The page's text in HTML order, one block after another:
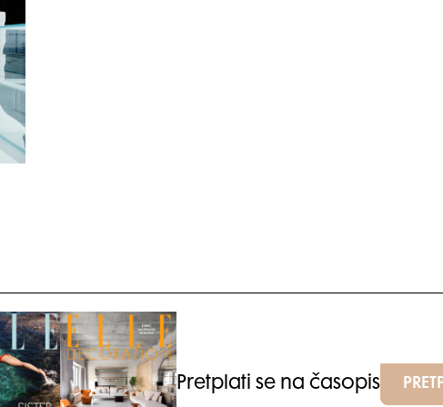
Pretplati se na časopis